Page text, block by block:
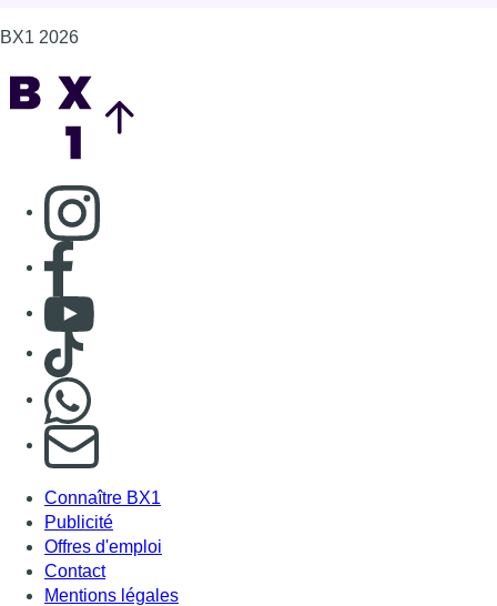
BX1 2026
Consulter page Instagram
Consulter page Facebook
Consulter Youtube
Consulter TikTok
S'abonner à notre newsletter
Connaître BX1
Publicité
Offres d'emploi
Contact
Mentions légales